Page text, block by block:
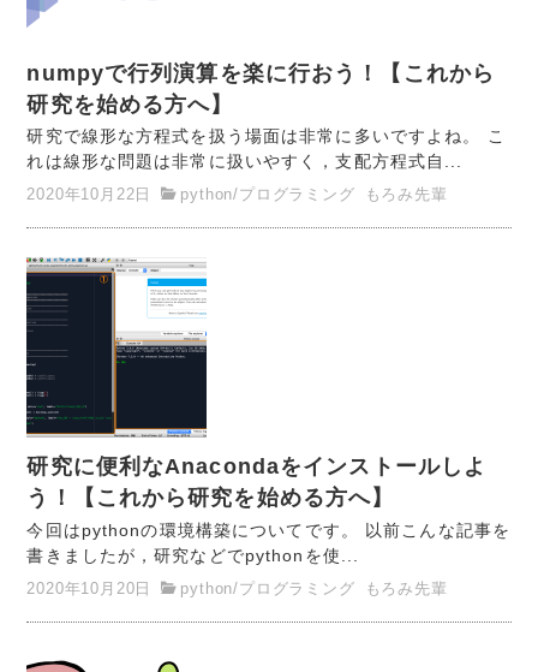
numpyで行列演算を楽に行おう！【これから
研究を始める方へ】
研究で線形な方程式を扱う場面は非常に多いですよね。 こ
れは線形な問題は非常に扱いやすく，支配方程式自...
2020年10月22日
python/プログラミング もろみ先輩
研究に便利なAnacondaをインストールしよ
う！【これから研究を始める方へ】
今回はpythonの環境構築についてです。 以前こんな記事を
書きましたが，研究などでpythonを使...
2020年10月20日
python/プログラミング もろみ先輩